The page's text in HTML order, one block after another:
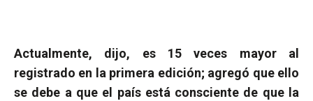
Actualmente, dijo, es 15 veces mayor al
registrado en la primera edición; agregó que ello
se debe a que el país está consciente de que la